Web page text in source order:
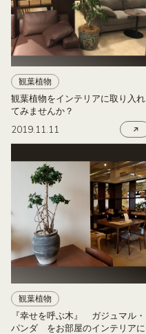
観葉植物
観葉植物をインテリアに取り入れ
てみませんか？
2019.11.11
観葉植物
『幸せを呼ぶ木』 ガジュマル・
パンダ をお部屋のインテリアに